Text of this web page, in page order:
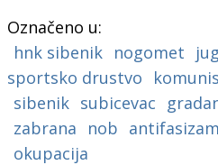
Označeno u:
hnk sibenik nogomet
sportsko drustvo
sibenik subicevac
zabrana
nob antifasizam
okupacija